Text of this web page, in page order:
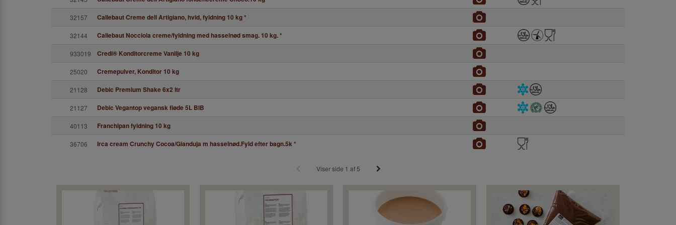
32157 Callebaut Creme dell Artigiano, hvid, fyldning 10 kg*
32144 Callebaut Nocciola creme/fyldning med hasselnød smag. 10 kg.*
933019 Credi® Konditorcreme Vanilje 10 kg
25020 Cremepulver, Konditor 10 kg
21128 Debic Premium Shake 6x2 ltr
21127 Debic Vegantop vegansk fløde 5L BIB
40113 Franchipan fyldning 10 kg
36706 Irca cream Crunchy Cocoa/Gianduja m hasselnød.Fyld efter bagn.5k*
Viser side 1 af 5